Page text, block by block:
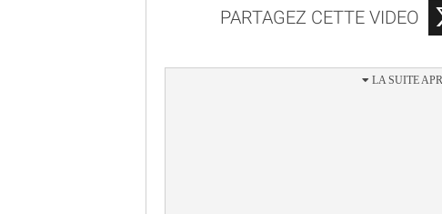
PARTAGEZ CETTE VIDEO